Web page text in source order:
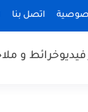
اتصل بنا
فيديوخرائط و